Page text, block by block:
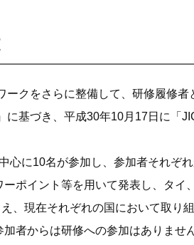
境水域評価プログラム
議
での湖沼会議
クをさらに整備して、研修履修者
に基づき、平成30年10月17日に「
心に10名が参加し、参加者それぞ
ポイント等を用いて発表し、タイ
、現在それぞれの国において取り
者からは研修への参加はありませ